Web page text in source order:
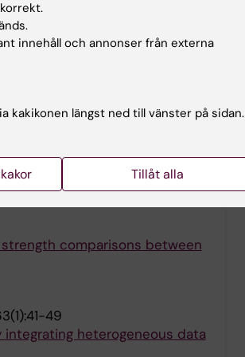
enrichment of human long
R
biological networks
comparisons between
49
heterogeneous data
innehåll och annonser från externa
kakikonen längst ned till vänster på sidan.
Tillåt alla